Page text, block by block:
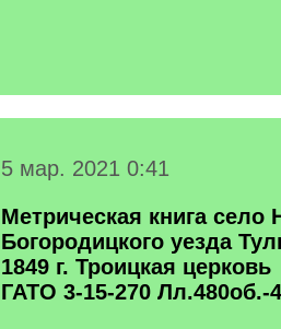
5 мар. 2021 0:41
Метрическая книга село
Богородицкого уезда
1849 г. Троицкая церковь
ГАТО 3-15-270 Лл.480об.-